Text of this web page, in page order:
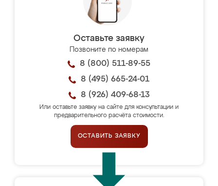
Оставьте заявку
Позвоните по номерам
8 (800) 511-89-55
8 (495) 665-24-01
8 (926) 409-68-13
Или оставьте заявку на сайте для консультации и
предварительного расчёта стоимости.
ОСТАВИТЬ ЗАЯВКУ